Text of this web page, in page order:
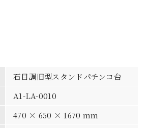
石目調旧型スタンドパチンコ台
A1-LA-0010
470 × 650 × 1670 mm